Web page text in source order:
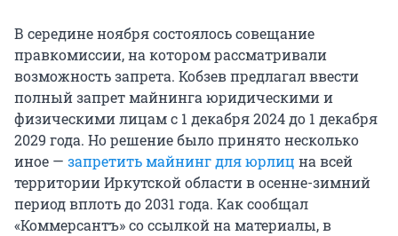
В середине ноября состоялось совещание
правкомиссии, на котором рассматривали
возможность запрета. Кобзев предлагал ввести
полный запрет майнинга юридическими и
физическими лицам с 1 декабря 2024 до 1 декабря
2029 года. Но решение было принято несколько
иное — запретить майнинг для юрлиц на всей
территории Иркутской области в осенне-зимний
период вплоть до 2031 года. Как сообщал
«Коммерсантъ» со ссылкой на материалы, в